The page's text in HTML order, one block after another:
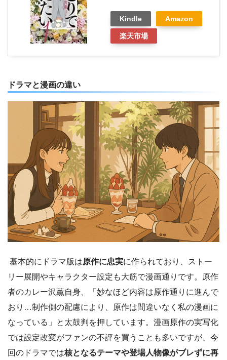
Kindle Amazon
楽天市場
ドラマと漫画の違い
基本的にドラマ版は原作に忠実に作られており、ストー
リー展開やキャラクター設定も大筋で漫画通りです。原作
者のカレー沢薫自身、「妙なほど内容は原作通りに進んで
おり…制作側の配慮により、原作は間違いなく私の漫画に
なっている」と太鼓判を押しています。漫画原作の実写化
では設定改変がファンの不評を買うことも多いですが、今
回のドラマでは核となるテーマや登場人物像がブレずに再